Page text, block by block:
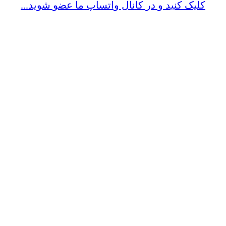
کلیک کنید و در کانال واتساپ ما عضو شوید...